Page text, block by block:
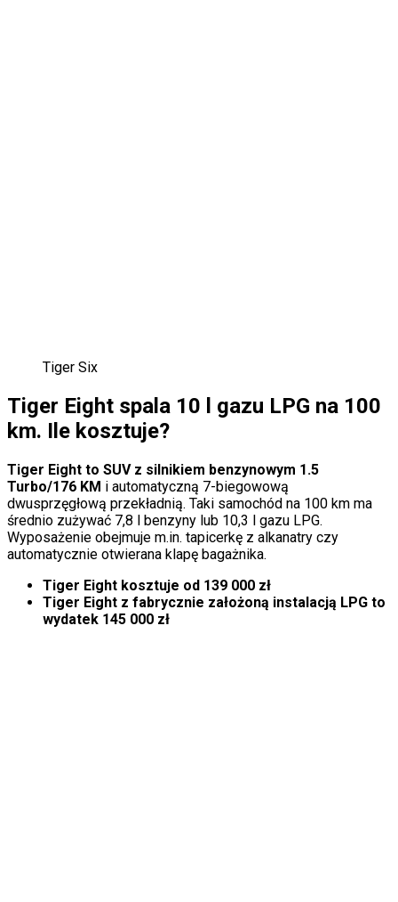
Tiger Six
Tiger Eight spala 10 l gazu LPG na 100
km. Ile kosztuje?
Tiger Eight to SUV z silnikiem benzynowym 1.5
Turbo/176 KM i automatyczną 7-biegowową
dwusprzęgłową przekładnią. Taki samochód na 100 km ma
średnio zużywać 7,8 l benzyny lub 10,3 l gazu LPG.
Wyposażenie obejmuje m.in. tapicerkę z alkanatry czy
automatycznie otwierana klapę bagażnika.
Tiger Eight kosztuje od 139 000 zł
Tiger Eight z fabrycznie założoną instalacją LPG to
wydatek 145 000 zł